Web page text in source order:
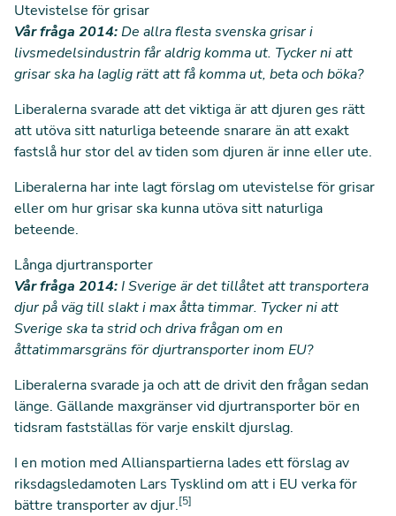
Utevistelse för grisar
Vår fråga 2014:De allra flesta svenska grisar i
livsmedelsindustrin får aldrig komma ut. Tycker ni att
grisar ska ha laglig rätt att få komma ut, beta och böka?
Liberalerna svarade att det viktiga är att djuren ges rätt
att utöva sitt naturliga beteende snarare än att exakt
fastslå hur stor del av tiden som djuren är inne eller ute.
Liberalerna har inte lagt förslag om utevistelse för grisar
eller om hur grisar ska kunna utöva sitt naturliga
beteende.
Långa djurtransporter
Vår fråga 2014:I Sverige är det tillåtet att transportera
djur på väg till slakt i max åtta timmar. Tycker ni att
Sverige ska ta strid och driva frågan om en
åttatimmarsgräns för djurtransporter inom EU?
Liberalerna svarade ja och att de drivit den frågan sedan
länge. Gällande maxgränser vid djurtransporter bör en
tidsram fastställas för varje enskilt djurslag.
I en motion med Allianspartierna lades ett förslag av
riksdagsledamoten Lars Tysklind om att i EU verka för
bättre transporter av djur.[5]